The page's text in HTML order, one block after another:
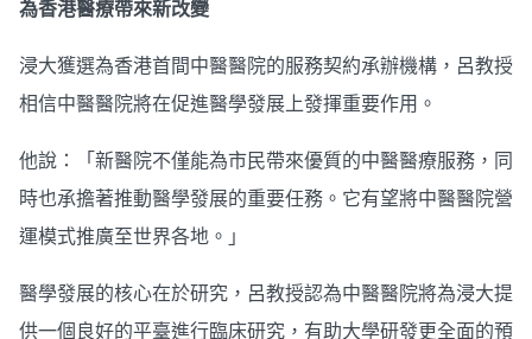
為香港醫療帶來新改變
浸大獲選為香港首間中醫醫院的服務契約承辦機構，呂教授
相信中醫醫院將在促進醫學發展上發揮重要作用。
他說：「新醫院不僅能為市民帶來優質的中醫醫療服務，同
時也承擔著推動醫學發展的重要任務。它有望將中醫醫院營
運模式推廣至世界各地。」
醫學發展的核心在於研究，呂教授認為中醫醫院將為浸大提
供一個良好的平臺進行臨床研究，有助大學研發更全面的預